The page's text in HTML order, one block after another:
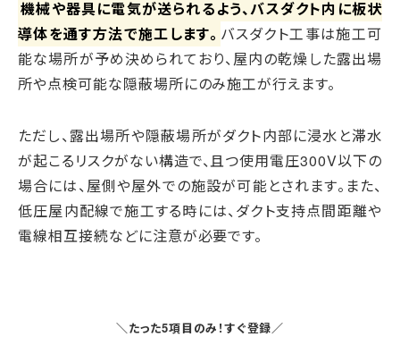
機械や器具に電気が送られるよう、バスダクト内に板状
導体を通す方法で施工します。 バスダクト工事は施工可
能な場所が予め決められており、屋内の乾燥した露出場
所や点検可能な隠蔽場所にのみ施工が行えます。
ただし、露出場所や隠蔽場所がダクト内部に浸水と滞水
が起こるリスクがない構造で、且つ使用電圧300V以下の
場合には、屋側や屋外での施設が可能とされます。また、
低圧屋内配線で施工する時には、ダクト支持点間距離や
電線相互接続などに注意が必要です。
＼たった5項目のみ！すぐ登録／